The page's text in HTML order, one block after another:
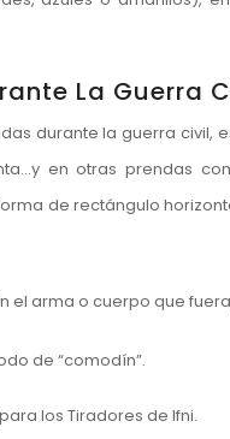
La Guerra
durante la guerra civil,
en otras prendas
de rectángulo
arma o cuerpo que
de “comodín”.
los Tiradores de Ifni.